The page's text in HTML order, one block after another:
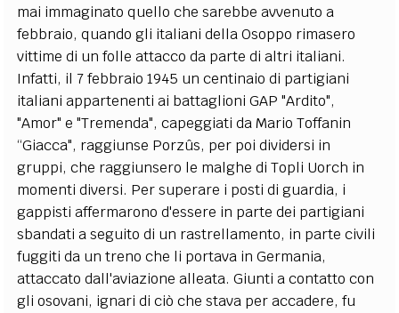
mai immaginato quello che sarebbe avvenuto a
febbraio, quando gli italiani della Osoppo rimasero
vittime di un folle attacco da parte di altri italiani.
Infatti, il 7 febbraio 1945 un centinaio di partigiani
italiani appartenenti ai battaglioni GAP "Ardito",
"Amor" e "Tremenda", capeggiati da Mario Toffanin
“Giacca", raggiunse Porzûs, per poi dividersi in
gruppi, che raggiunsero le malghe di Topli Uorch in
momenti diversi. Per superare i posti di guardia, i
gappisti affermarono d'essere in parte dei partigiani
sbandati a seguito di un rastrellamento, in parte civili
fuggiti da un treno che li portava in Germania,
attaccato dall'aviazione alleata. Giunti a contatto con
gli osovani, ignari di ciò che stava per accadere, fu